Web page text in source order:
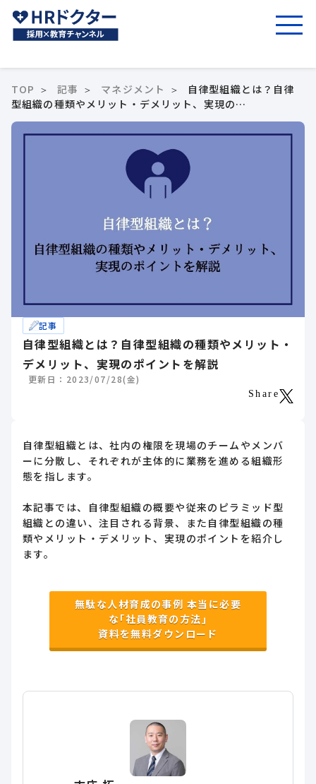
TOP 記事 マネジメント
自律型組織とは？自律
型組織の種類やメリット・デメリット、実現の…
記事
自律型組織とは？自律型組織の種類やメリット・
デメリット、実現のポイントを解説
更新日：2023/07/28(金)
Share
自律型組織とは、社内の権限を現場のチームやメンバ
ーに分散し、それぞれが主体的に業務を進める組織形
態を指します。
本記事では、自律型組織の概要や従来のピラミッド型
組織との違い、注目される背景、また自律型組織の種
類やメリット・デメリット、実現のポイントを紹介し
ます。
無駄な人材育成の事例 本当に必要
な｢社員教育の方法｣
資料を無料ダウンロード